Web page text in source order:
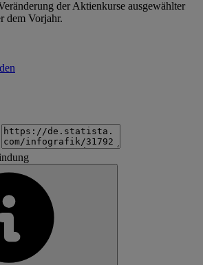
der Aktienkurse ausgewählter
dem Vorjahr.